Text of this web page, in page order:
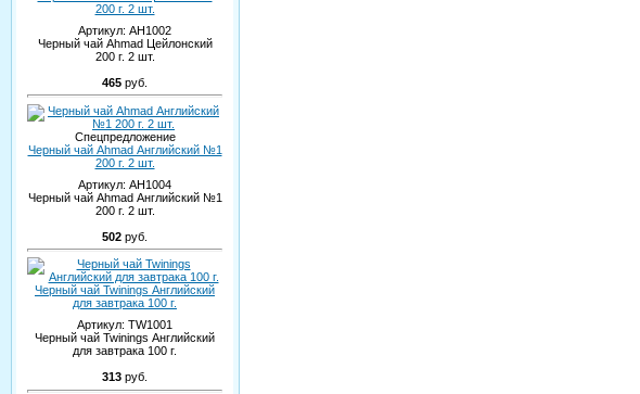
200 г. 2 шт.
Артикул: AH1002
Черный чай Ahmad Цейлонский
200 г. 2 шт.
465 руб.
Спецпредложение
Черный чай Ahmad Английский №1
200 г. 2 шт.
Артикул: AH1004
Черный чай Ahmad Английский №1
200 г. 2 шт.
502 руб.
Черный чай Twinings Английский
для завтрака 100 г.
Артикул: TW1001
Черный чай Twinings Английский
для завтрака 100 г.
313 руб.